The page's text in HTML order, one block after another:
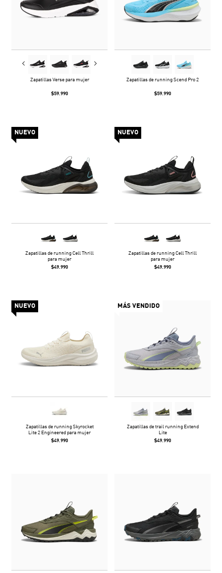
Zapatillas Verse para mujer
$59.990
Zapatillas de running Scend Pro 2
$59.990
NUEVO
Zapatillas de running Cell Thrill
para mujer
$49.990
NUEVO
Zapatillas de running Cell Thrill
para mujer
$49.990
NUEVO
Zapatillas de running Skyrocket
Lite 2 Engineered para mujer
$49.990
MÁS VENDIDO
Zapatillas de trail running Extend
Lite
$49.990